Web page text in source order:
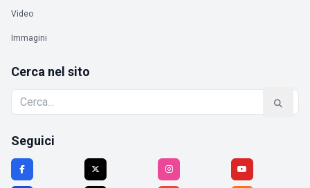
Video
Immagini
Cerca nel sito
Seguici